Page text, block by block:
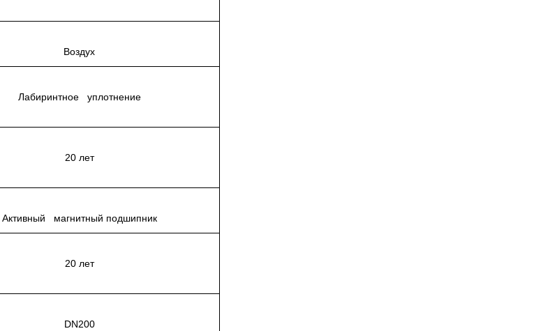
Воздух
Лабиринтное уплотнение
20 лет
Активный магнитный подшипник
20 лет
DN200